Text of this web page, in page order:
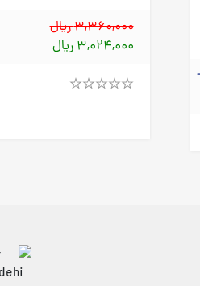
3,360,000 ریال
3,024,000 ریال